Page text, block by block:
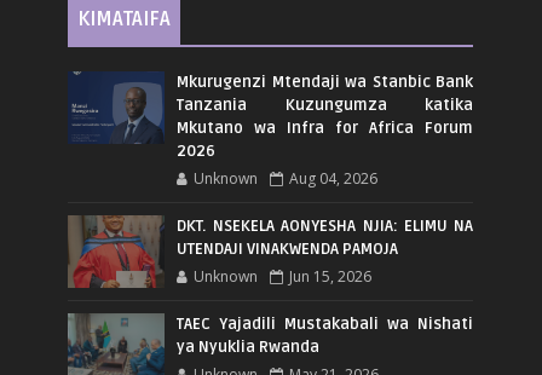
KIMATAIFA
Mkurugenzi Mtendaji wa Stanbic Bank
Tanzania Kuzungumza katika
Mkutano wa Infra for Africa Forum
2026
Unknown Aug 04, 2026
DKT. NSEKELA AONYESHA NJIA: ELIMU NA
UTENDAJI VINAKWENDA PAMOJA
Unknown Jun 15, 2026
TAEC Yajadili Mustakabali wa Nishati
ya Nyuklia Rwanda